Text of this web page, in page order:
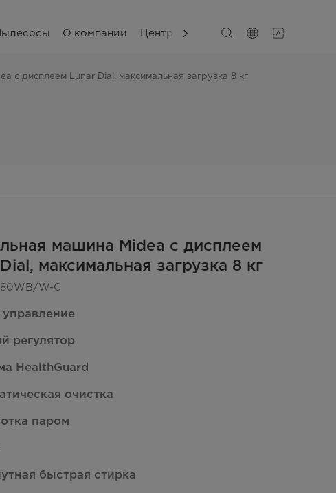
О компании Центр поддержки
с дисплеем Lunar Dial, максимальная загрузка 8 кг
машина Midea с дисплеем
максимальная загрузка 8 кг
W-C
регулятор
HealthGuard
очистка
паром
быстрая стирка